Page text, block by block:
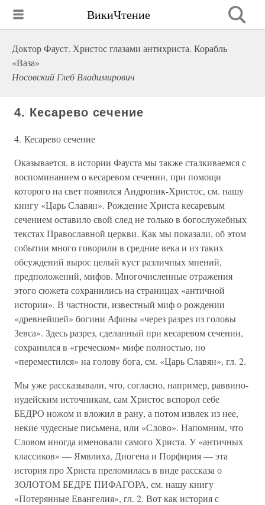
ВикиЧтение
Доктор Фауст. Христос глазами антихриста. Корабль
«Ваза»
Носовский Глеб Владимирович
4. Кесарево сечение
4. Кесарево сечение
Оказывается, в истории Фауста мы также сталкиваемся с
воспоминанием о кесаревом сечении, при помощи
которого на свет появился Андроник-Христос, см. нашу
книгу «Царь Славян». Рождение Христа кесаревым
сечением оставило свой след не только в богослужебных
текстах Православной церкви. Как мы показали, об этом
событии много говорили в средние века и из таких
обсуждений вырос целый куст различных мнений,
предположений, мифов. Многочисленные отражения
этого сюжета сохранились на страницах «античной
истории». В частности, известный миф о рождении
«древнейшей» богини Афины «через разрез из головы
Зевса». Здесь разрез, сделанный при кесаревом сечении,
сохранился в «греческом» мифе полностью, но
«переместился» на голову бога, см. «Царь Славян», гл. 2.
Мы уже рассказывали, что, согласно, например, раввино-
иудейским источникам, сам Христос вспорол себе
БЕДРО ножом и вложил в рану, а потом извлек из нее,
некие чудесные письмена, или «Слово». Напомним, что
Словом иногда именовали самого Христа. У «античных
классиков» — Ямвлиха, Диогена и Порфирия — эта
история про Христа преломилась в виде рассказа о
ЗОЛОТОМ БЕДРЕ ПИФАГОРА, см. нашу книгу
«Потерянные Евангелия», гл. 2. Вот как история с